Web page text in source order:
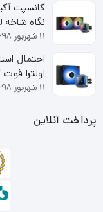
نگاه شاخه
۱۱ شهریور ۱۳۹۸
اولترا
۱۱ شهریور ۱۳۹۸
پرداخت آنلاین